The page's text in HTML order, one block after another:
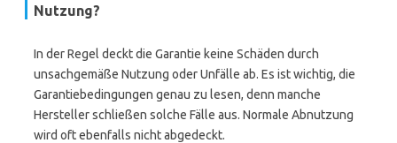
Nutzung?
In der Regel deckt die Garantie keine Schäden durch
unsachgemäße Nutzung oder Unfälle ab. Es ist wichtig, die
Garantiebedingungen genau zu lesen, denn manche
Hersteller schließen solche Fälle aus. Normale Abnutzung
wird oft ebenfalls nicht abgedeckt.